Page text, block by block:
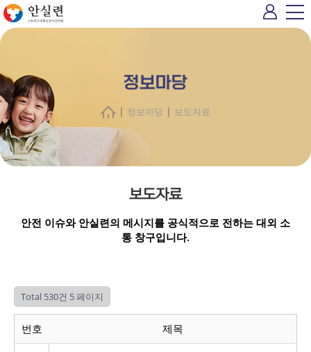
정보마당
| 정보마당 | 보도자료
보도자료
안전 이슈와 안실련의 메시지를 공식적으로 전하는 대외 소
통 창구입니다.
Total 530건 5 페이지
번호 제목